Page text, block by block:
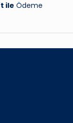
ile Ödeme